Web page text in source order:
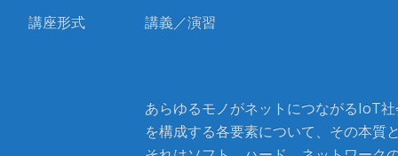
講座形式 講義／演習
あらゆるモノがネットにつながるIoT
を構成する各要素について、その本質